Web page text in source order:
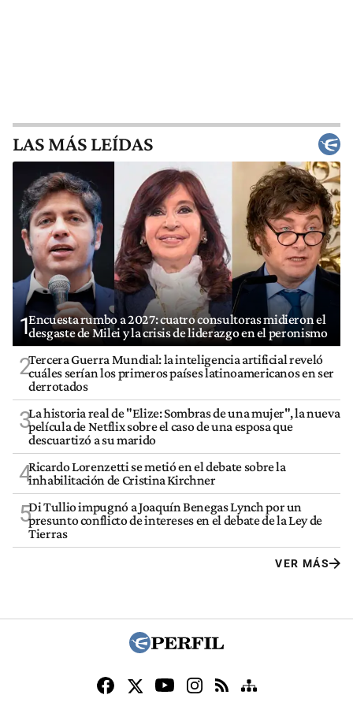
LAS MÁS LEÍDAS
1Encuesta rumbo a 2027: cuatro consultoras midieron el
desgaste de Milei y la crisis de liderazgo en el peronismo
2Tercera Guerra Mundial: la inteligencia artificial reveló
cuáles serían los primeros países latinoamericanos en ser
derrotados
3La historia real de "Elize: Sombras de una mujer", la nueva
película de Netflix sobre el caso de una esposa que
descuartizó a su marido
4Ricardo Lorenzetti se metió en el debate sobre la
inhabilitación de Cristina Kirchner
5Di Tullio impugnó a Joaquín Benegas Lynch por un
presunto conflicto de intereses en el debate de la Ley de
Tierras
VER MÁS